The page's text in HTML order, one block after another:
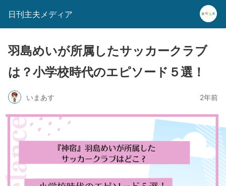
日刊主夫メディア
羽島めいが所属したサッカークラブ
は？小学校時代のエピソード５選！
いまあす 2年前